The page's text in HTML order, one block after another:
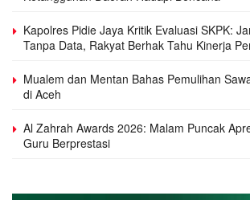
Kapolres Pidie Jaya Kritik Evaluasi SKPK:
Tanpa Data, Rakyat Berhak Tahu Kinerja
Mualem dan Mentan Bahas Pemulihan
di Aceh
Al Zahrah Awards 2026: Malam Puncak
Guru Berprestasi